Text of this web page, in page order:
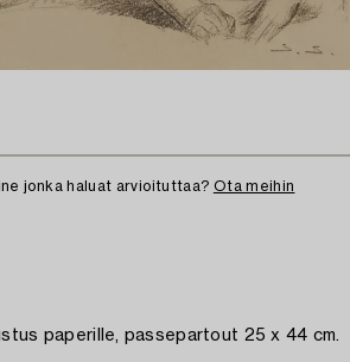
jonka haluat arvioituttaa? Ota meihin
paperille, passepartout 25 x 44 cm.